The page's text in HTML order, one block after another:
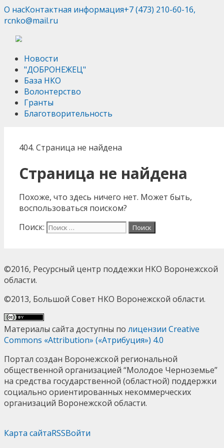
О насКонтактная информация+7 (473) 210-60-16,
rcnko@mail.ru
Новости
"ДОБРОНЕЖЕЦ"
База НКО
Волонтерство
Гранты
Благотворительность
404. Страница не найдена
Страница не найдена
Похоже, что здесь ничего нет. Может быть,
воспользоваться поиском?
Поиск:
©2016, Ресурсный центр поддежки НКО Воронежской
области.
©2013, Большой Совет НКО Воронежской области.
Материалы сайта доступны по лицензии Creative
Commons «Attribution» («Атрибуция») 4.0
Портал создан Воронежской региональной
общественной организацией “Молодое Черноземье”
на средства государственной (областной) поддержки
социально ориентированных некоммерческих
организаций Воронежской области.
Карта сайтаRSSВойти